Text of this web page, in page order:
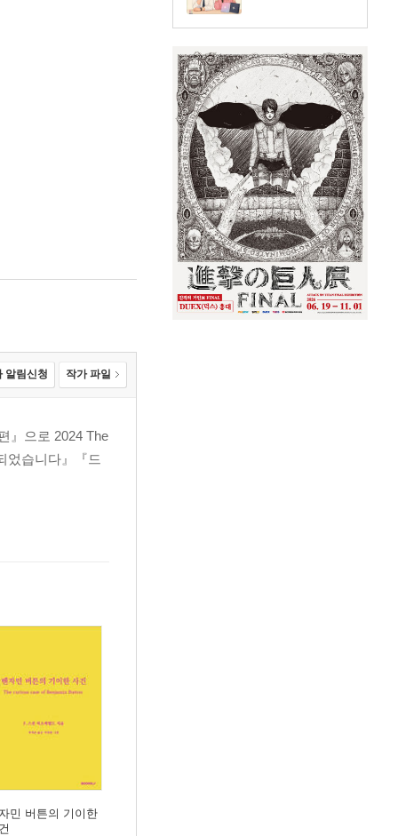
알림신청 작가 파일
』으로 2024 The
었습니다』『드
민 버튼의 기이한